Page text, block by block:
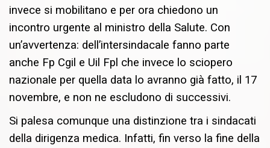
invece si mobilitano e per ora chiedono un
incontro urgente al ministro della Salute. Con
un’avvertenza: dell’intersindacale fanno parte
anche Fp Cgil e Uil Fpl che invece lo sciopero
nazionale per quella data lo avranno già fatto, il 17
novembre, e non ne escludono di successivi.
Si palesa comunque una distinzione tra i sindacati
della dirigenza medica. Infatti, fin verso la fine della